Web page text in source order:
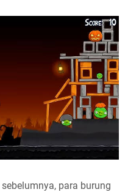
sebelumnya, para burung